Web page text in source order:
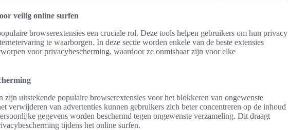
veilig online surfen
browserextensies een cruciale rol. Deze tools helpen gebruikers om hun privacy
te waarborgen. In deze sectie worden enkele van de beste extensies
voor privacybescherming, waardoor ze onmisbaar zijn voor elke
uitstekende populaire browserextensies voor het blokkeren van ongewenste
verwijderen van advertenties kunnen gebruikers zich beter concentreren op de inhoud
gegevens worden beschermd tegen ongewenste verzameling. Dit draagt
tijdens het online surfen.